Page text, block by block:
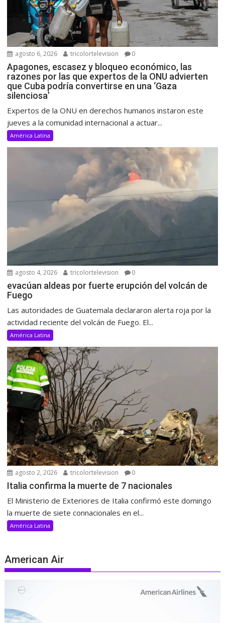
agosto 6, 2026 tricolortelevision 0
Apagones, escasez y bloqueo económico, las
razones por las que expertos de la ONU advierten
que Cuba podría convertirse en una ‘Gaza
silenciosa’
Expertos de la ONU en derechos humanos instaron este
jueves a la comunidad internacional a actuar...
América Latina
agosto 4, 2026 tricolortelevision 0
evacúan aldeas por fuerte erupción del volcán de
Fuego
Las autoridades de Guatemala declararon alerta roja por la
actividad reciente del volcán de Fuego. El...
América Latina
agosto 2, 2026 tricolortelevision 0
Italia confirma la muerte de 7 nacionales
El Ministerio de Exteriores de Italia confirmó este domingo
la muerte de siete connacionales en el...
América Latina
American Air